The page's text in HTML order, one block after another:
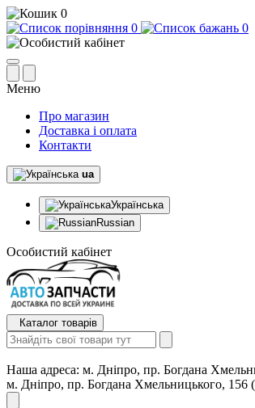
0
0
0
Меню
Про магазин
Доставка і оплата
Контакти
ua
Українська
Russian
Особистий кабінет
Каталог товарів
Наша адреса: м. Дніпро, пр. Богдана
м. Дніпро, пр. Богдана Хмельницького, 156